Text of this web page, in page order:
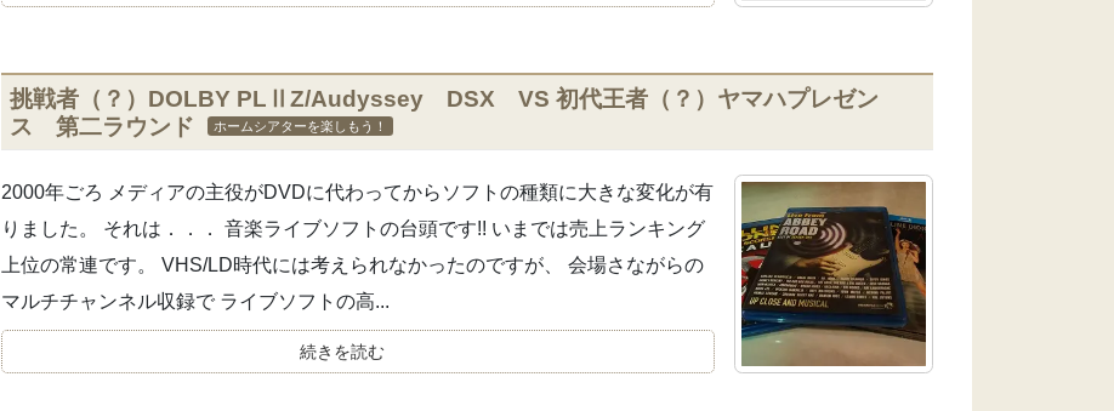
挑戦者（？）DOLBY PLⅡZ/Audyssey DSX VS 初代王者（？）ヤマハプレゼン
ス 第二ラウンド
ホームシアターを楽しもう！
2000年ごろ メディアの主役がDVDに代わってからソフトの種類に大きな変化が有
りました。 それは．．． 音楽ライブソフトの台頭です!! いまでは売上ランキング
上位の常連です。 VHS/LD時代には考えられなかったのですが、 会場さながらの
マルチチャンネル収録で ライブソフトの高...
続きを読む